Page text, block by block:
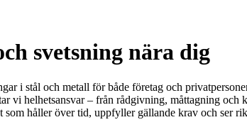
svetsning nära dig
i stål och metall för både företag och
vi helhetsansvar – från rådgivning, måttagning
håller över tid, uppfyller gällande krav och ser